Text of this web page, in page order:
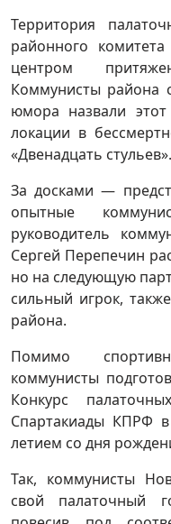
Территория
районного
центром
Коммунисты района
юмора назвали
локации в
«Двенадцать стульев».
За досками —
опытные
руководитель
Сергей Перепечин
но на следующую
сильный игрок,
района.
Помимо
коммунисты
Конкурс
Спартакиады КПРФ
летием со дня
Так, коммунисты
свой палаточный